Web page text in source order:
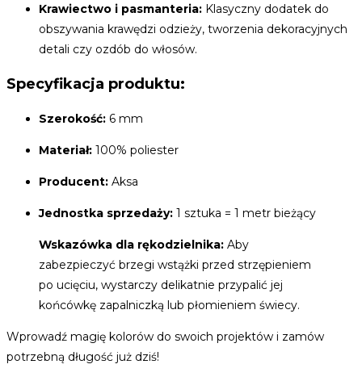
Krawiectwo i pasmanteria: Klasyczny dodatek do
obszywania krawędzi odzieży, tworzenia dekoracyjnych
detali czy ozdób do włosów.
Specyfikacja produktu:
Szerokość: 6 mm
Materiał: 100% poliester
Producent: Aksa
Jednostka sprzedaży: 1 sztuka = 1 metr bieżący
Wskazówka dla rękodzielnika: Aby
zabezpieczyć brzegi wstążki przed strzępieniem
po ucięciu, wystarczy delikatnie przypalić jej
końcówkę zapalniczką lub płomieniem świecy.
Wprowadź magię kolorów do swoich projektów i zamów
potrzebną długość już dziś!